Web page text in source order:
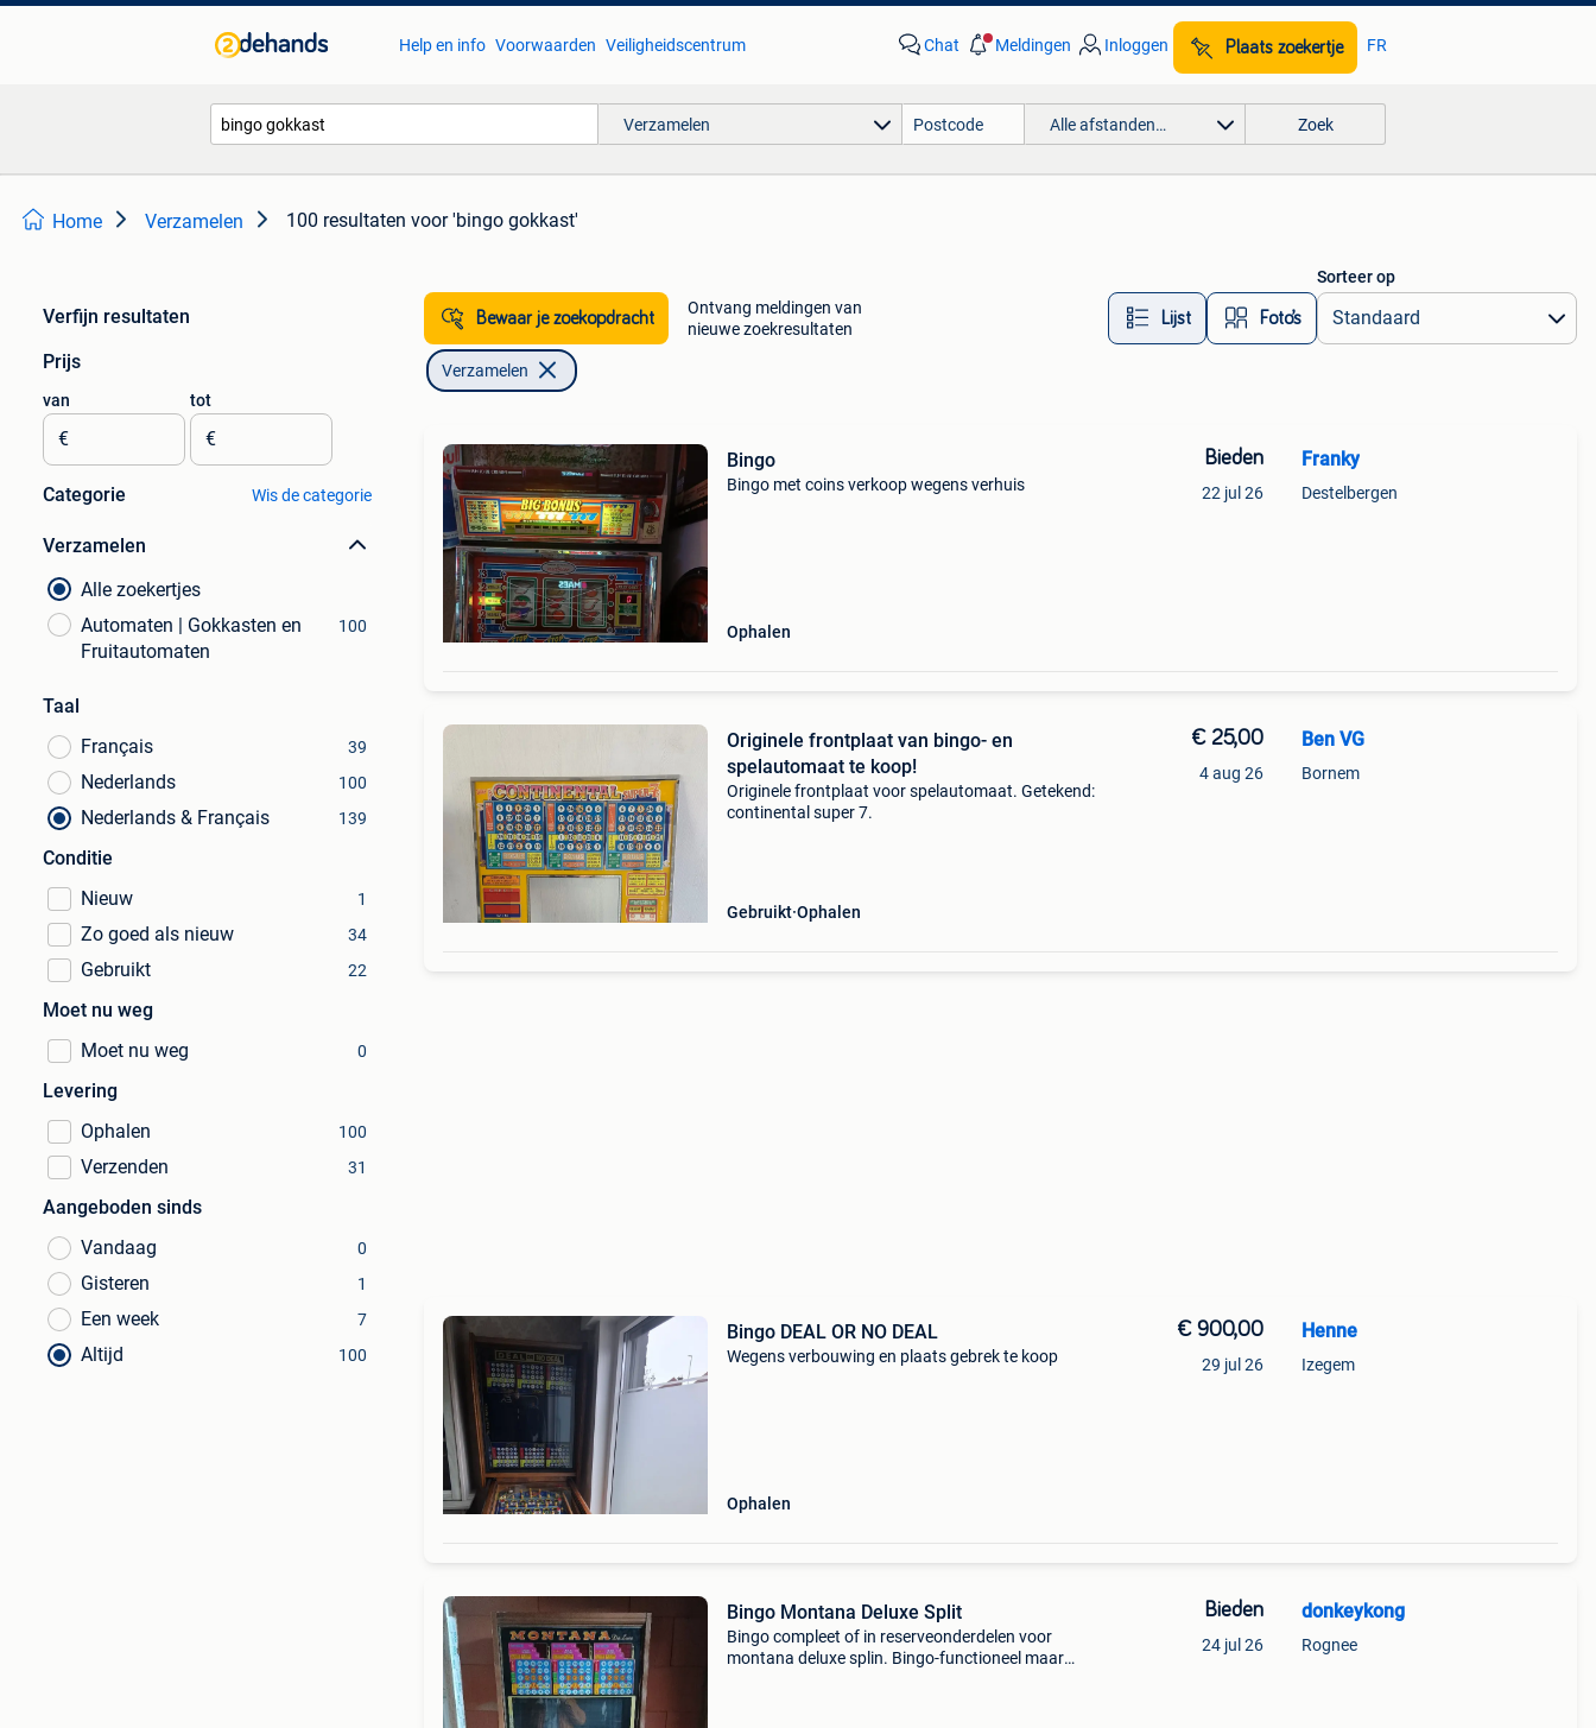
Help en info Voorwaarden Veiligheidscentrum Chat Meldingen Inloggen Plaats zoekertje FR
Verzamelen Alle afstanden… Zoek
Home Verzamelen 100 resultaten voor 'bingo gokkast'
Verfijn resultaten
Prijs
van
€
tot
€
Categorie Wis de categorie
Verzamelen
Alle zoekertjes
Automaten | Gokkasten en
Fruitautomaten
100
Taal
Français
39
Nederlands 100
Nederlands & Français 139
Conditie
Nieuw
1
Zo goed als nieuw 34
Gebruikt 22
Moet nu weg
Moet nu weg
0
Levering
Ophalen
100
Verzenden 31
Aangeboden sinds
Vandaag
0
Gisteren 1
Een week 7
Altijd 100
Bewaar je zoekopdracht
Ontvang meldingen van
nieuwe zoekresultaten
Lijst Foto’s
Sorteer op
Verzamelen
Bingo
Bingo met coins verkoop wegens verhuis
Ophalen
Bieden
22 jul 26
Franky
Destelbergen
Originele frontplaat van bingo- en
spelautomaat te koop!
Originele frontplaat voor spelautomaat. Getekend:
continental super 7.
Gebruikt Ophalen
€ 25,00
4 aug 26
Ben VG
Bornem
Bingo DEAL OR NO DEAL
Wegens verbouwing en plaats gebrek te koop
Ophalen
€ 900,00
29 jul 26
Henne
Izegem
Bingo Montana Deluxe Split
Bingo compleet of in reserveonderdelen voor
montana deluxe splin. Bingo-functioneel maar
Bieden
24 jul 26
donkeykong
Rognee